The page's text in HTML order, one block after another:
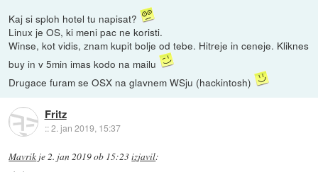
Kaj si sploh hotel tu napisat?
Linux je OS, ki meni pac ne koristi.
Winse, kot vidis, znam kupit bolje od tebe. Hitreje in ceneje. Kliknes
buy in v 5min imas kodo na mailu
Drugace furam se OSX na glavnem WSju (hackintosh)
Fritz
::2. jan 2019, 15:37
Mavrik je2. jan 2019 ob 15:23izjavil: